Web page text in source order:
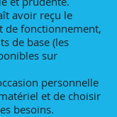
avoir reçu le
de fonctionnement,
de base (les
sur
personnelle
et de choisir
besoins.